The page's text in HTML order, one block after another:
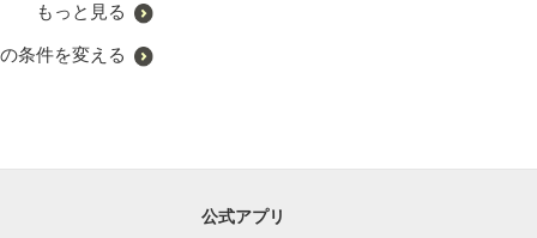
もっと見る
条件を変える
公式アプリ